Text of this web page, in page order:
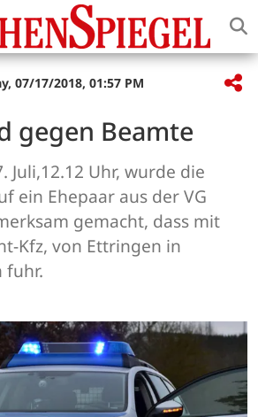
07/17/2018, 01:57 PM
gegen Beamte
Juli,12.12 Uhr, wurde die
ein Ehepaar aus der VG
gemacht, dass mit
Kfz, von Ettringen in
fuhr.